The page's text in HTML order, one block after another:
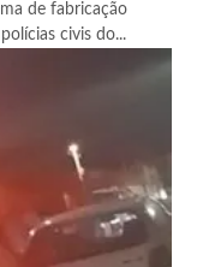
de fabricação
civis do...